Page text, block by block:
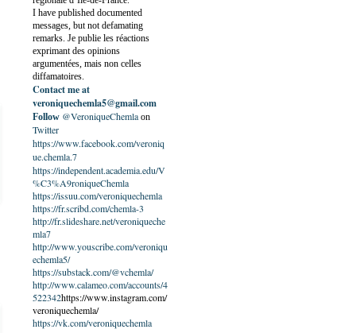
I have published documented
messages, but not defamating
remarks. Je publie les réactions
exprimant des opinions
argumentées, mais non celles
diffamatoires.
Contact me at
veroniquechemla5@gmail.com
Follow @VeroniqueChemlaon
Twitter
https://www.facebook.com/veroniq
ue.chemla.7
https://independent.academia.edu/V
%C3%A9roniqueChemla
https://issuu.com/veroniquechemla
https://fr.scribd.com/chemla-3
http://fr.slideshare.net/veroniqueche
mla7
http://www.youscribe.com/veroniqu
echemla5/
https://substack.com/@vchemla/
http://www.calameo.com/accounts/4
522342https://www.instagram.com/
veroniquechemla/
https://vk.com/veroniquechemla